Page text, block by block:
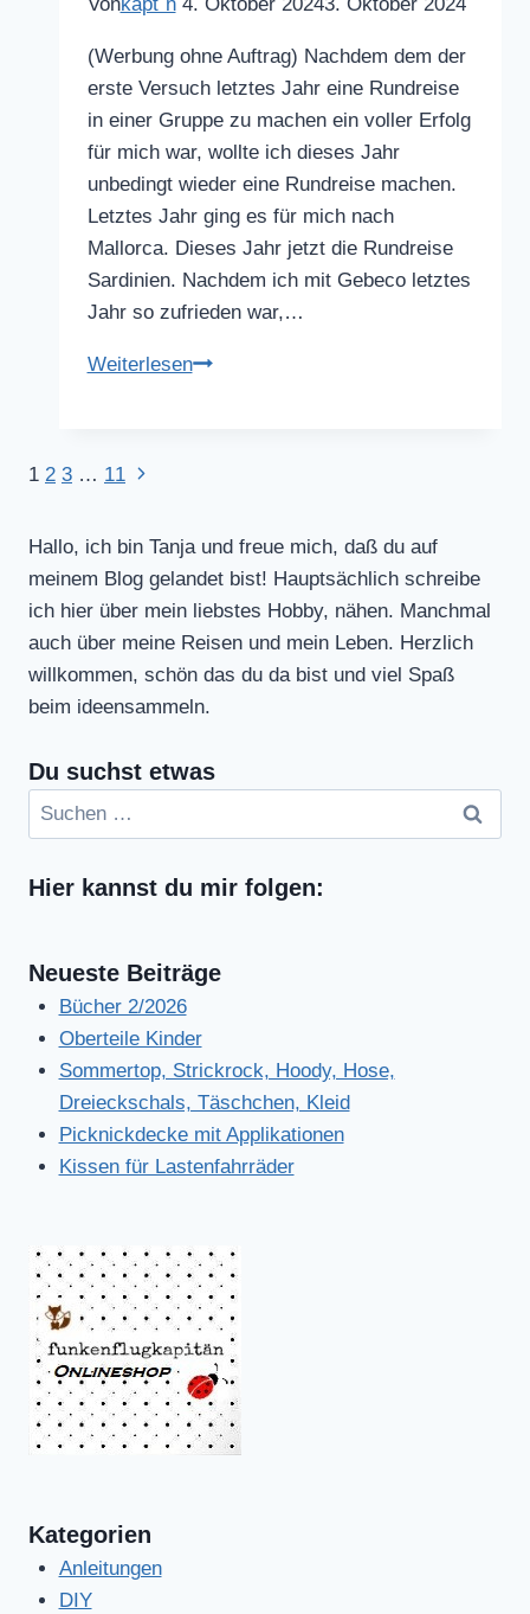
(Werbung ohne Auftrag) Nachdem dem der
erste Versuch letztes Jahr eine Rundreise
in einer Gruppe zu machen ein voller Erfolg
für mich war, wollte ich dieses Jahr
unbedingt wieder eine Rundreise machen.
Letztes Jahr ging es für mich nach
Mallorca. Dieses Jahr jetzt die Rundreise
Sardinien. Nachdem ich mit Gebeco letztes
Jahr so zufrieden war,…
WeiterlesenRundreise
Seitennavigation
1 2 3 … 11 Nächste
Hallo, ich bin Tanja und freue mich, daß du auf
meinem Blog gelandet bist! Hauptsächlich schreibe
ich hier über mein liebstes Hobby, nähen. Manchmal
auch über meine Reisen und mein Leben. Herzlich
willkommen, schön das du da bist und viel Spaß
beim ideensammeln.
Du suchst etwas
Suchen
nach:
Hier kannst du mir folgen:
Neueste Beiträge
Bücher 2/2026
Oberteile Kinder
Sommertop, Strickrock, Hoody, Hose,
Dreieckschals, Täschchen, Kleid
Picknickdecke mit Applikationen
Kissen für Lastenfahrräder
Kategorien
Anleitungen
DIY